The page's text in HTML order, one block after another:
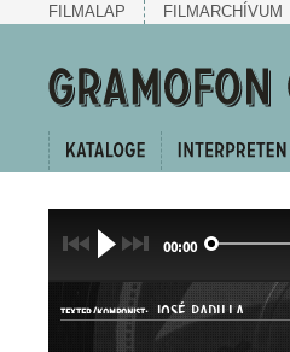
FILMALAP FILMARCHÍVUM
00:00
TEXTER/KOMPONIST: JOSÉ PADILLA